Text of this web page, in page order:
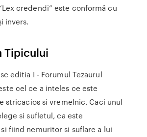
credendi” este conformă cu
invers.
Tipicului
editia I - Forumul Tezaurul
cel ce a inteles ce este
stricacios si vremelnic. Caci unul
si sufletul, ca este
fiind nemuritor si suflare a lui